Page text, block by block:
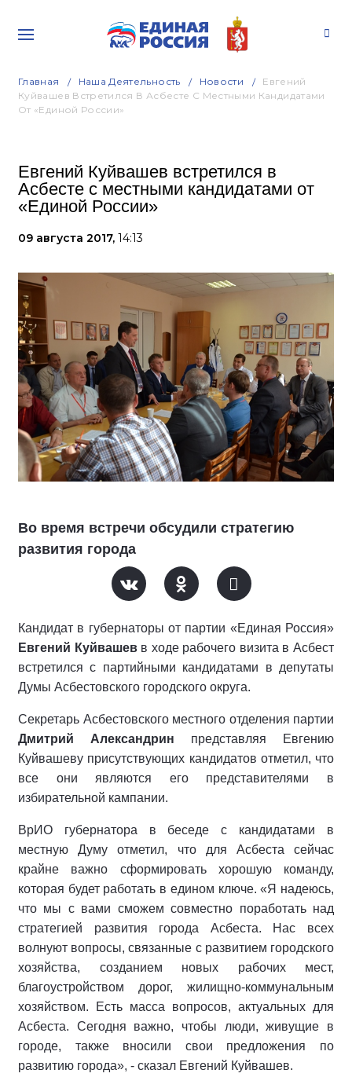
Главная Наша Деятельность Новости
Евгений
Куйвашев Встретился В Асбесте С Местными Кандидатами
От «Единой России»
Евгений Куйвашев встретился в
Асбесте с местными кандидатами от
«Единой России»
09 августа 2017, 14:13
Во время встречи обсудили стратегию
развития города
Кандидат в губернаторы от партии «Единая Россия»
Евгений Куйвашевв ходе рабочего визита в Асбест
встретился с партийными кандидатами в депутаты
Думы Асбестовского городского округа.
Секретарь Асбестовского местного отделения партии
Дмитрий Александрин представляя Евгению
Куйвашеву присутствующих кандидатов отметил, что
все они являются его представителями в
избирательной кампании.
ВрИО губернатора в беседе с кандидатами в
местную Думу отметил, что для Асбеста сейчас
крайне важно сформировать хорошую команду,
которая будет работать в едином ключе. «Я надеюсь,
что мы с вами сможем совместно поработать над
стратегией развития города Асбеста. Нас всех
волнуют вопросы, связанные с развитием городского
хозяйства, созданием новых рабочих мест,
благоустройством дорог, жилищно-коммунальным
хозяйством. Есть масса вопросов, актуальных для
Асбеста. Сегодня важно, чтобы люди, живущие в
городе, также вносили свои предложения по
развитию города», - сказал Евгений Куйвашев.